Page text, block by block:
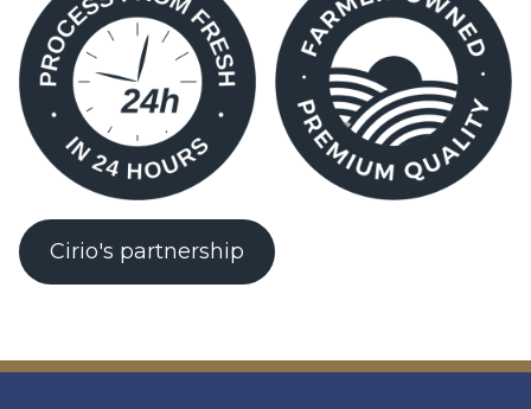
Cirio's partnership